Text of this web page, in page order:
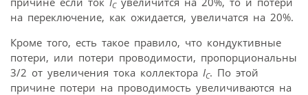
C
на переключение, как ожидается, увеличатся на 20%.
Кроме того, есть такое правило, что кондуктивные
потери, или потери проводимости, пропорциональны
3/2 от увеличения тока коллектора IC. По этой
причине потери на проводимость увеличиваются на